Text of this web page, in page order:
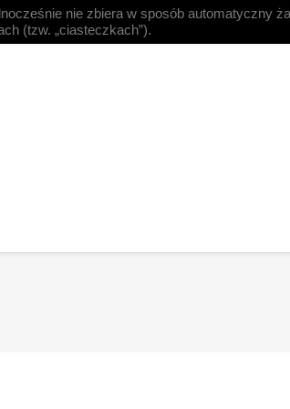
Dansk Valuta:EUR € 
nie zbiera w sposób automatyczny
(tzw. „ciasteczkach”).